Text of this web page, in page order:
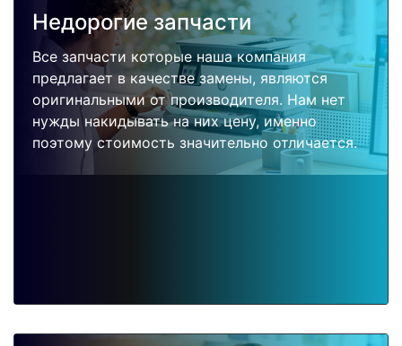
Недорогие запчасти
Все запчасти которые наша компания
предлагает в качестве замены, являются
оригинальными от производителя. Нам нет
нужды накидывать на них цену, именно
поэтому стоимость значительно отличается.